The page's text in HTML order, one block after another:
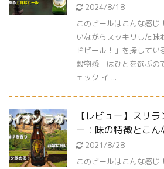
2024/8/18
このビールはこんな感じ
いながらスッキリした味
ドビール！」を探して
穀物感」はひとを選ぶの
ェック イ ...
【レビュー】スリ
ー：味の特徴とこん
2021/8/28
このビールはこんな感じ